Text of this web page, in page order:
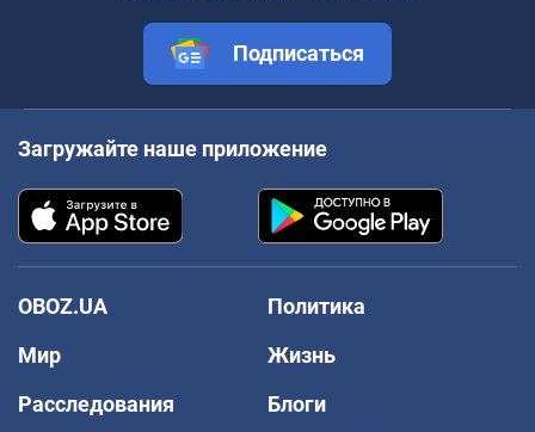
Подписаться
Загружайте наше приложение
OBOZ.UA
Политика
Мир
Жизнь
Расследования
Блоги